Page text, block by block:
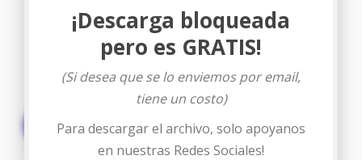
Descargar
¡Descarga bloqueada
pero es GRATIS!
(Si desea que se lo enviemos por email,
tiene un costo)
Para descargar el archivo, solo apoyanos
en nuestras Redes Sociales!